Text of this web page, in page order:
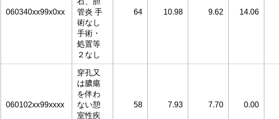
060340xx99x0xx
管炎 手
術なし
手術・
処置等
２なし
64 10.98 9.62 14.06
060102xx99xxxx
穿孔又
は膿瘍
を伴わ
ない憩
室性疾
58 7.93 7.70 0.00